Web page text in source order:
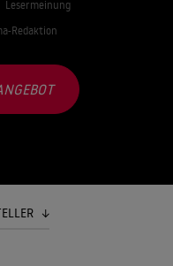
Lesermeinung
Redaktion